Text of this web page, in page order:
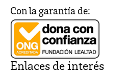
Con la garantía de:
Enlaces de interés